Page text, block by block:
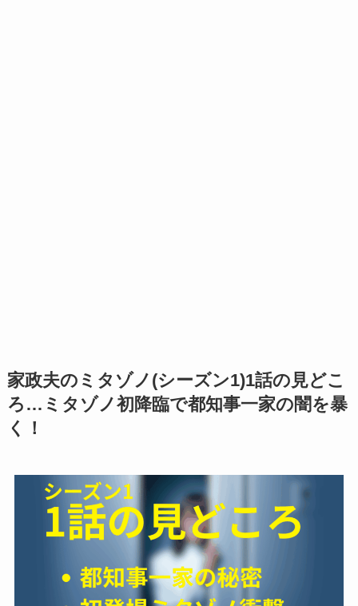
家政夫のミタゾノ(シーズン1)1話の見どこ
ろ…ミタゾノ初降臨で都知事一家の闇を暴
く！